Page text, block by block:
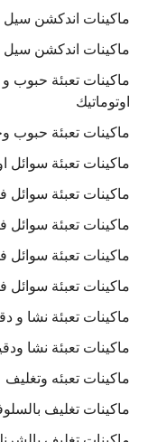
ماكينات اندكشن سيل
ماكينات اندكشن سيل
ماكينات تعبئة حبوب
اوتوماتيك
ماكينات تعبئة حبوب
ماكينات تعبئة سوائل
ماكينات تعبئة سوائل
ماكينات تعبئة سوائل
ماكينات تعبئة سوائل
ماكينات تعبئة
ماكينات تعبئة نشا و
ماكينات تعبئة نشا
ماكينات تعبئه وتغليف
ماكينات تغليف